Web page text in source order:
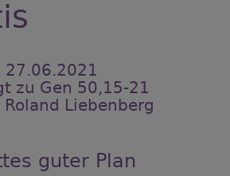
27.06.2021
zu Gen 50,15-21
Roland Liebenberg
guter Plan